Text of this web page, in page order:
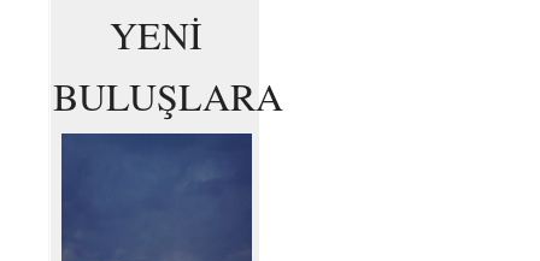
YENİ
BULUŞLARA